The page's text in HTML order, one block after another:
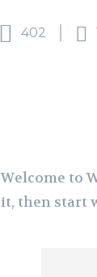
402
Welcome to
it, then start